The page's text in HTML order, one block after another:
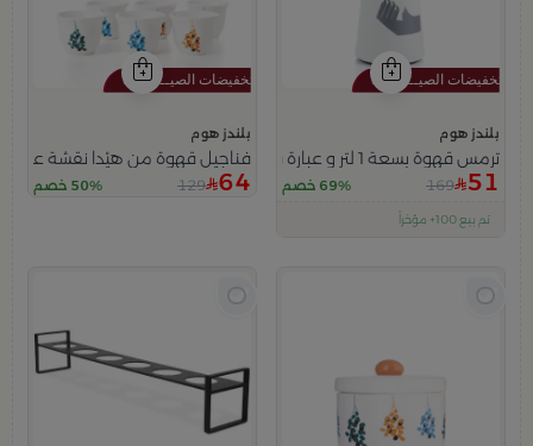
بلندز هوم
ترمس قهوة بسعة 1 لتر و عبارة قهوة من هيْدا
51
169 69% خصم
اقل سعر في 30 يوم
تم بيع 100+ مؤخراً
بلندز هوم
فناجيل قهوة من هيْدا نقشة
64
129 50% خصم